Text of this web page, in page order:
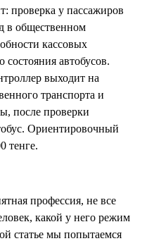
проверка у пассажиров
в общественном
кассовых
состояния автобусов.
выходит на
транспорта и
после проверки
Ориентировочный
тенге.
профессия, не все
какой у него режим
статье мы попытаемся